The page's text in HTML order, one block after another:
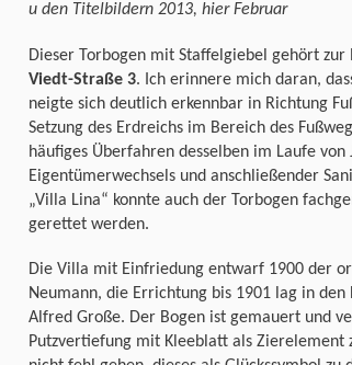
u den Titelbildern 2013, hier Februar
Dieser Torbogen mit Staffelgiebel gehört
Viedt-Straße 3. Ich erinnere mich daran,
neigte sich deutlich erkennbar in Richtung
Setzung des Erdreichs im Bereich des
häufiges Überfahren desselben im Laufe
Eigentümerwechsels und anschließender
„Villa Lina“ konnte auch der Torbogen
gerettet werden.
Die Villa mit Einfriedung entwarf 1900 der
Neumann, die Errichtung bis 1901 lag in
Alfred Große. Der Bogen ist gemauert und
Putzvertiefung mit Kleeblatt als Zierelement